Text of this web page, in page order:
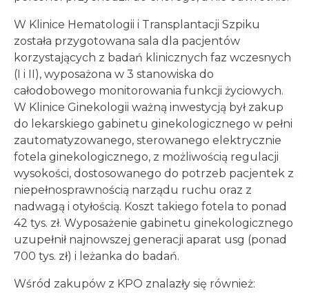
W Klinice Hematologii i Transplantacji Szpiku
została przygotowana sala dla pacjentów
korzystających z badań klinicznych faz wczesnych
(I i II), wyposażona w 3 stanowiska do
całodobowego monitorowania funkcji życiowych.
W Klinice Ginekologii ważną inwestycją był zakup
do lekarskiego gabinetu ginekologicznego w pełni
zautomatyzowanego, sterowanego elektrycznie
fotela ginekologicznego, z możliwością regulacji
wysokości, dostosowanego do potrzeb pacjentek z
niepełnosprawnością narządu ruchu oraz z
nadwagą i otyłością. Koszt takiego fotela to ponad
42 tys. zł. Wyposażenie gabinetu ginekologicznego
uzupełnił najnowszej generacji aparat usg (ponad
700 tys. zł) i leżanka do badań.
Wśród zakupów z KPO znalazły się również: